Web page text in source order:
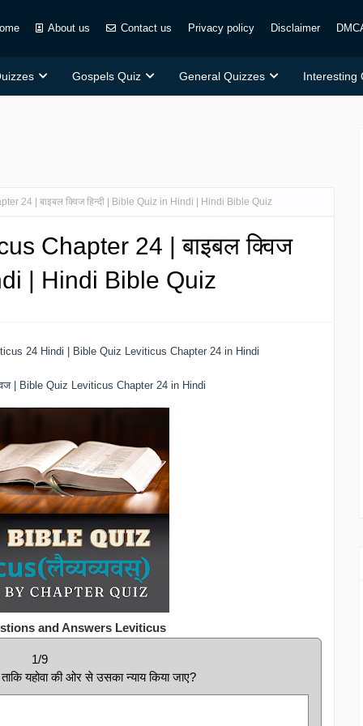
About us Contact us Privacy policy Disclaimer
Gospels Quiz General Quizzes Interesting
24 | बाइबल क्विज हिन्दी | Bible Quiz in Hindi | Hindi Bible Quiz
Chapter 24 | बाइबल क्विज
| Hindi Bible Quiz
24 Hindi | Bible Quiz Leviticus Chapter 24 in Hindi
| Bible Quiz Leviticus Chapter 24 in Hindi
and Answers Leviticus
1/9
यहोवा की ओर से उसका न्याय किया जाए?